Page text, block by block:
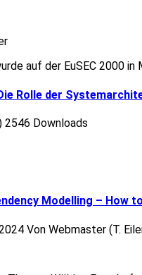
auf der EuSEC 2000
Rolle der
2546 Downloads
Modelling – How
Von Webmaster (T.